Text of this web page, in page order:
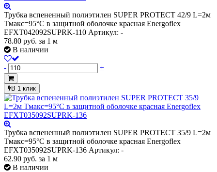
Трубка вспененный полиэтилен SUPER PROTECT 42/9 L=2м
Тмакс=95°C в защитной оболочке красная Energoflex
EFXT042092SUPRK-110 Артикул: -
78.80 руб. за 1 м
В наличии
- +
В 1 клик
Трубка вспененный полиэтилен SUPER PROTECT 35/9 L=2м
Тмакс=95°C в защитной оболочке красная Energoflex
EFXT035092SUPRK-136 Артикул: -
62.90 руб. за 1 м
В наличии